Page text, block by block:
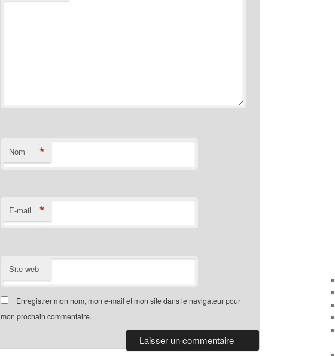
Nom *
E-mail *
Site web
Enregistrer mon nom, mon e-mail et mon site dans le navigateur pour
mon prochain commentaire.